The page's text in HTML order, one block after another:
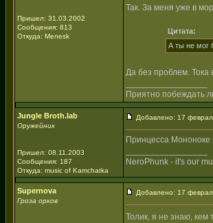
Пришел: 31.03.2002
Сообщения: 813
Откуда: Menesk
Так. За меня уже в
Цитата:
А ты не мог
Да без проблем. Тока
Приятно побеждать
Jungle Broth.lab
Оружейник
Пришел: 08.11.2003
Сообщения: 187
Откуда: music of Kamchatka
Добавлено: 17
Принцесса Мононоке
NeroPhunk - it's our
Supernova
Гроза орков
Добавлено: 17
Толик, я не знаю, кем